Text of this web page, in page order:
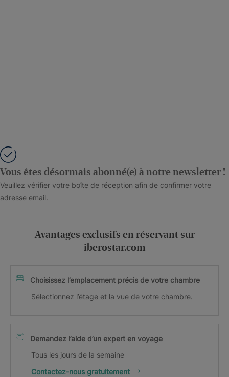
Vous êtes désormais abonné(e) à notre newsletter !
Veuillez vérifier votre boîte de réception afin de confirmer votre
adresse email.
Avantages exclusifs en réservant sur
iberostar.com
Choisissez l’emplacement précis de votre chambre
Sélectionnez l’étage et la vue de votre chambre.
Demandez l’aide d’un expert en voyage
Tous les jours de la semaine
Contactez-nous gratuitement